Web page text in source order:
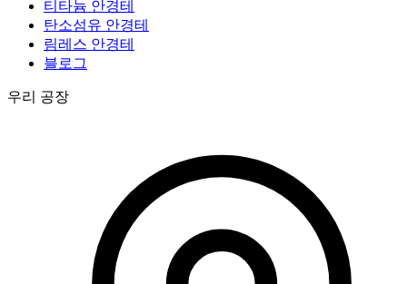
티타늄 안경테
탄소섬유 안경테
림레스 안경테
블로그
우리 공장